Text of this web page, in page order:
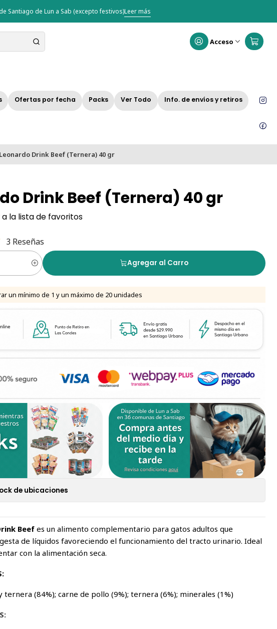
Acceso
Ofertas por fecha Packs Ver Todo Info. de envíos y retiros
Santiago de Lun a Sab (excepto festivos)Leer más
Leonardo Drink Beef (Ternera) 40 gr
Drink Beef (Ternera) 40 gr
la lista de favoritos
3 Reseñas
Agregar al Carro
un mínimo de 1 y un máximo de 20 unidades
de ubicaciones
Beef es un alimento complementario para gatos adultos que
de líquidos favoreciendo el funcionamiento del tracto urinario. Ideal
con la alimentación seca.
ternera (84%); carne de pollo (9%); ternera (6%); minerales (1%)